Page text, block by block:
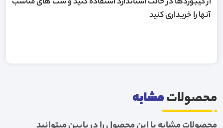
آنها را خریداری کنید
محصولاتمشابه